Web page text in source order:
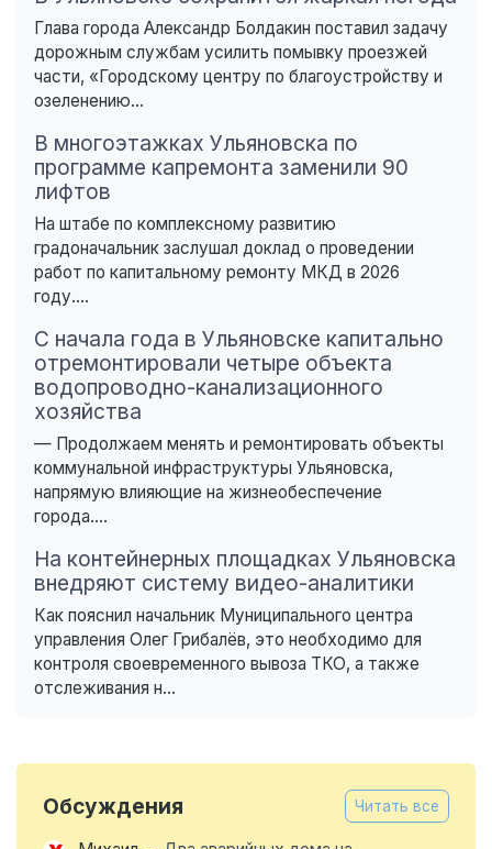
Глава города Александр Болдакин поставил задачу
дорожным службам усилить помывку проезжей
части, «Городскому центру по благоустройству и
озеленению...
В многоэтажках Ульяновска по
программе капремонта заменили 90
лифтов
На штабе по комплексному развитию
градоначальник заслушал доклад о проведении
работ по капитальному ремонту МКД в 2026
году....
С начала года в Ульяновске капитально
отремонтировали четыре объекта
водопроводно-канализационного
хозяйства
— Продолжаем менять и ремонтировать объекты
коммунальной инфраструктуры Ульяновска,
напрямую влияющие на жизнеобеспечение
города....
На контейнерных площадках Ульяновска
внедряют систему видео-аналитики
Как пояснил начальник Муниципального центра
управления Олег Грибалёв, это необходимо для
контроля своевременного вывоза ТКО, а также
отслеживания н...
Обсуждения Читать все